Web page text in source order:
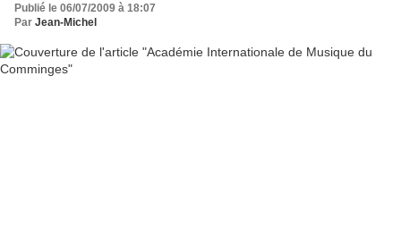
Publié le 06/07/2009 à 18:07
Par Jean-Michel